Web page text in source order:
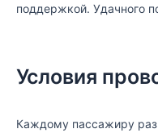
поддержкой. Удачного
Условия
Каждому пассажиру